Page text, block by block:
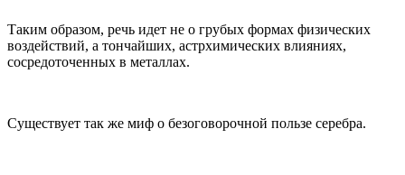
Таким образом, речь идет не о грубых формах физических
воздействий, а тончайших, астрхимических влияниях,
сосредоточенных в металлах.
Существует так же миф о безоговорочной пользе серебра.